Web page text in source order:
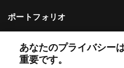
ポートフォリオ
その他のノバルティスのウェ
あなたのプライバシー
重要です。